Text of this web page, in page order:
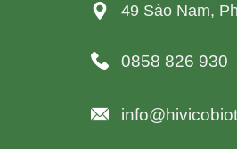
49 Sào Nam,
0858 826 930